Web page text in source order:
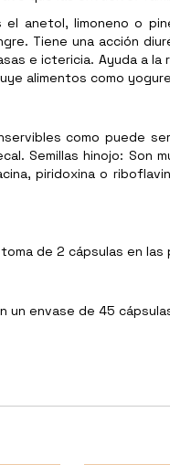
anetol, limoneno o
Tiene una acción
e ictericia. Ayuda a
alimentos como
como puede
Semillas hinojo: Son
piridoxina o
de 2 cápsulas en las
un envase de 45